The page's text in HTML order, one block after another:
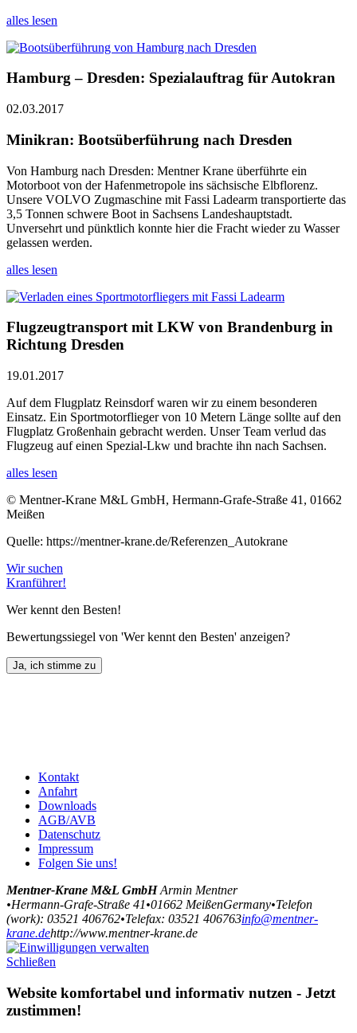
alles lesen
Hamburg – Dresden: Spezialauftrag für Autokran
02.03.2017
Minikran: Bootsüberführung nach Dresden
Von Hamburg nach Dresden: Mentner Krane überführte ein
Motorboot von der Hafenmetropole ins sächsische Elbflorenz.
Unsere VOLVO Zugmaschine mit Fassi Ladearm transportierte das
3,5 Tonnen schwere Boot in Sachsens Landeshauptstadt.
Unversehrt und pünktlich konnte hier die Fracht wieder zu Wasser
gelassen werden.
alles lesen
Flugzeugtransport mit LKW von Brandenburg in
Richtung Dresden
19.01.2017
Auf dem Flugplatz Reinsdorf waren wir zu einem besonderen
Einsatz. Ein Sportmotorflieger von 10 Metern Länge sollte auf den
Flugplatz Großenhain gebracht werden. Unser Team verlud das
Flugzeug auf einen Spezial-Lkw und brachte ihn nach Sachsen.
alles lesen
© Mentner-Krane M&L GmbH, Hermann-Grafe-Straße 41, 01662
Meißen
Quelle: https://mentner-krane.de/Referenzen_Autokrane
Wir suchen
Kranführer!
Wer kennt den Besten!
Bewertungssiegel von 'Wer kennt den Besten' anzeigen?
Kontakt
Anfahrt
Downloads
AGB/AVB
Datenschutz
Impressum
Folgen Sie uns!
Mentner-Krane M&L GmbH Armin Mentner
•Hermann-Grafe-Straße 41•01662 MeißenGermany•Telefon
(work): 03521 406762•Telefax: 03521 406763info@mentner-
krane.dehttp://www.mentner-krane.de
Schließen
Website komfortabel und informativ nutzen - Jetzt
zustimmen!